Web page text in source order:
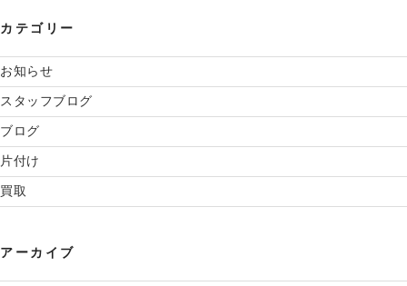
カテゴリー
お知らせ
スタッフブログ
ブログ
片付け
買取
アーカイブ